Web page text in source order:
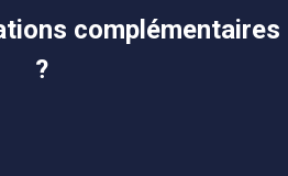
complémentaires
?